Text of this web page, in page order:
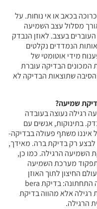
בכאב או אי נוחות. על
מסלול עצב השמיעה
בעצב. לאוזן הנבדק
הנמדדים נקלטים
מידי אוטומטי של
המכונים הבדיקה עוברת
הסיבה שתוצאות הבדיקה לא
שמיעה?
רגילה נעוצה בעובדה
בתינוקות, אנשים עם
איננו משתף פעולה בבדיקה-
לבצע רק בדיקת ברה. מאידך,
השמיעה הרגילה. כמו כן,
מערכת השמיעה
החיצון לתוך האוזן
התיכונה) מוגבלת בבדיקת bera. . השורה התחתונה: בדיקת bera
רגילה אלא מהווה בדיקת
הרגילה.